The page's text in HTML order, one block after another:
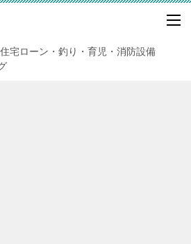
宅ローン・釣り・育児・消防設備